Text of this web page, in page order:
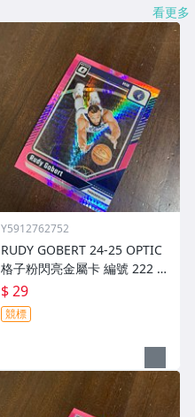
看更多
Y5912762752
RUDY GOBERT 24-25 OPTIC
格子粉閃亮金屬卡 編號 222 前
後圖
$ 29
競標